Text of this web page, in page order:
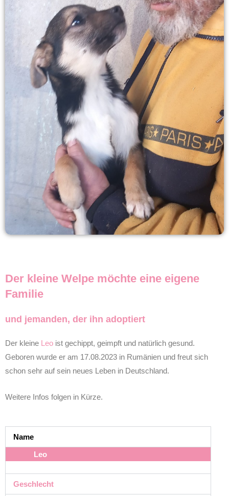
Der kleine Welpe möchte eine eigene
Familie
und jemanden, der ihn adoptiert
Der kleine Leo ist gechippt, geimpft und natürlich gesund.
Geboren wurde er am 17.08.2023 in Rumänien und freut sich
schon sehr auf sein neues Leben in Deutschland.
Weitere Infos folgen in Kürze.
Name
Leo
Geschlecht